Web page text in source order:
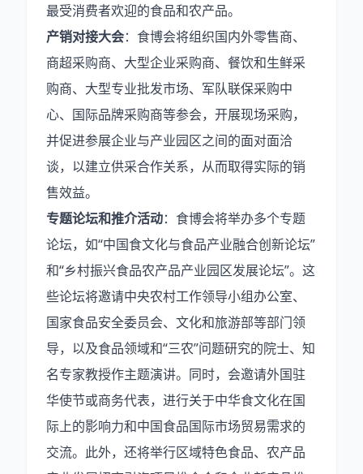
最受消费者欢迎的食品和农产品。
产销对接大会：食博会将组织国内外零售商、
商超采购商、大型企业采购商、餐饮和生鲜采
购商、大型专业批发市场、军队联保采购中
心、国际品牌采购商等参会，开展现场采购，
并促进参展企业与产业园区之间的面对面洽
谈，以建立供采合作关系，从而取得实际的销
售效益。
专题论坛和推介活动：食博会将举办多个专题
论坛，如“中国食文化与食品产业融合创新论坛”
和“乡村振兴食品农产品产业园区发展论坛”。这
些论坛将邀请中央农村工作领导小组办公室、
国家食品安全委员会、文化和旅游部等部门领
导，以及食品领域和“三农”问题研究的院士、知
名专家教授作主题演讲。同时，会邀请外国驻
华使节或商务代表，进行关于中华食文化在国
际上的影响力和中国食品国际市场贸易需求的
交流。此外，还将举行区域特色食品、农产品